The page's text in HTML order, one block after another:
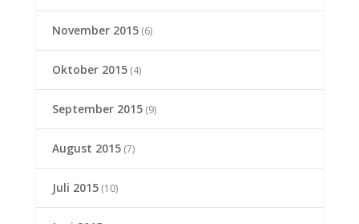
November 2015(6)
Oktober 2015(4)
September 2015(9)
August 2015(7)
Juli 2015(10)